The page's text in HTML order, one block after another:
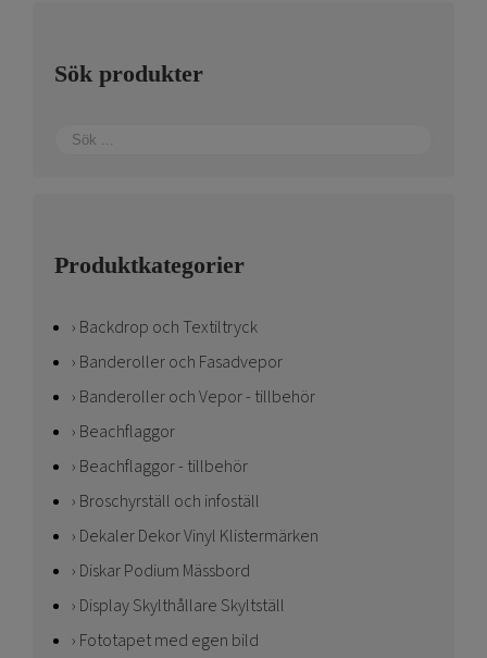
Sök produkter
Produktkategorier
Backdrop och Textiltryck
Banderoller och Fasadvepor
Banderoller och Vepor - tillbehör
Beachflaggor
Beachflaggor - tillbehör
Broschyrställ och infoställ
Dekaler Dekor Vinyl Klistermärken
Diskar Podium Mässbord
Display Skylthållare Skyltställ
Fototapet med egen bild